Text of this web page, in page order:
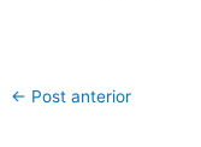
← Post anterior